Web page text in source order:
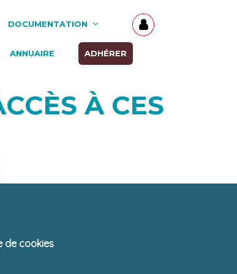
DOCUMENTATION
ANNUAIRE ADHÉRER
À CES
de cookies